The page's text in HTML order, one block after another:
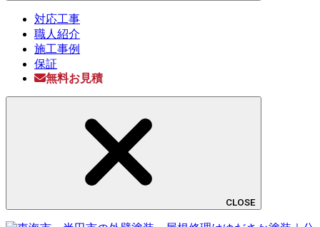
対応工事
職人紹介
施工事例
保証
無料お見積
CLOSE